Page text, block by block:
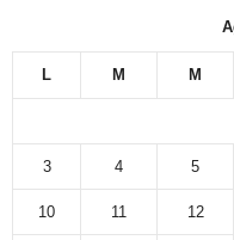
L M M
3 4 5
10 11 12